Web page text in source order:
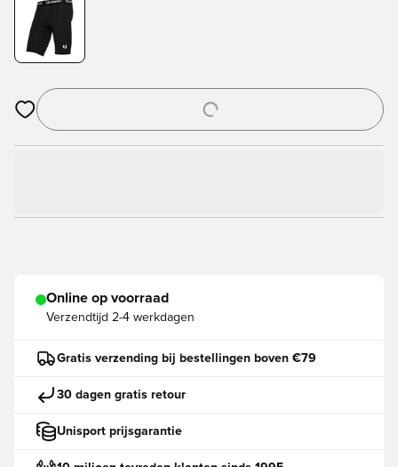
Opent een venster om in te loggen of je aan te melden als lid
Online op voorraad
Verzendtijd 2-4 werkdagen
Gratis verzending bij bestellingen boven €79
30 dagen gratis retour
Unisport prijsgarantie